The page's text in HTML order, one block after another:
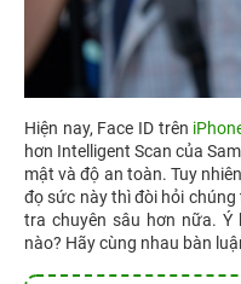
Hiện nay, Face ID trên
hơn Intelligent Scan của
mật và độ an toàn. Tuy
đọ sức này thì đòi hỏi
tra chuyên sâu hơn nữa. Ý
nào? Hãy cùng nhau bàn